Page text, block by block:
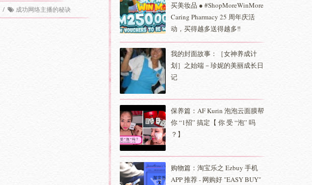
/ 成功网络主播的秘诀
买美妆品 ● #ShopMoreWinMore
Caring Pharmacy 25 周年庆活
动，买得越多送得越多‼️
我的封面故事：［女神养成计
划］之始端－珍妮的美丽成长日
记
保养篇：AF Kurin 泡泡云面膜帮
你 “1招” 搞定【 你 受 “泡” 吗
？】
购物篇：淘宝乐之 Ezbuy 手机
APP 推荐 - 网购好 "EASY BUY"